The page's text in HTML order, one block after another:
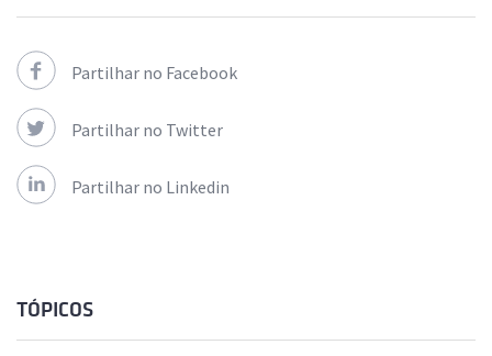
Partilhar no Facebook
Partilhar no Twitter
Partilhar no Linkedin
TÓPICOS